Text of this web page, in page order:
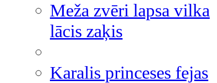
Meža zvēri lapsa vilka
lācis zaķis
Karalis princeses fejas